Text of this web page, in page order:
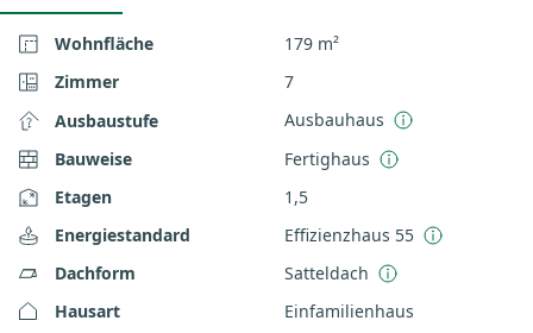
Wohnfläche
179 m²
Zimmer
7
Ausbaustufe
Ausbauhaus
Bauweise
Fertighaus
Etagen
1,5
Energiestandard
Effizienzhaus 55
Dachform
Satteldach
Hausart
Einfamilienhaus